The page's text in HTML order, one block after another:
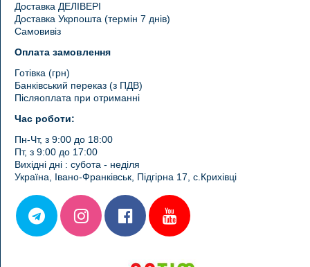
Доставка ДЕЛІВЕРІ
Доставка Укрпошта (термін 7 днів)
Самовивіз
Оплата замовлення
Готівка (грн)
Банківський переказ (з ПДВ)
Післяоплата при отриманні
Час роботи:
Пн-Чт, з 9:00 до 18:00
Пт, з 9:00 до 17:00
Вихідні дні : субота - неділя
Україна, Івано-Франківськ, Підгірна 17, с.Крихівці